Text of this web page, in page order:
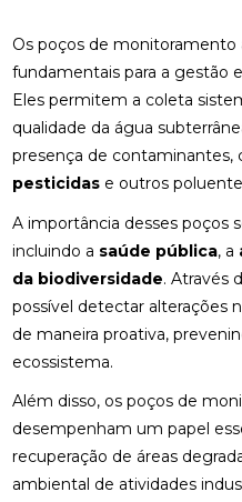
Os poços de
fundamentais para a gestão
Eles permitem a coleta
qualidade da água
presença de contaminantes,
pesticidase outros
A importância desses poços
incluindo a saúde pública, a
da biodiversidade. Através
possível detectar alterações
de maneira proativa,
ecossistema.
Além disso, os poços de
desempenham um papel
recuperação de áreas
ambiental de atividades